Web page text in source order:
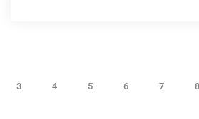
3 4 5 6 7 8